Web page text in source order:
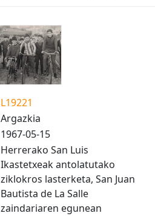
L19221
Argazkia
1967-05-15
Herrerako San Luis
Ikastetxeak antolatutako
ziklokros lasterketa, San Juan
Bautista de La Salle
zaindariaren egunean